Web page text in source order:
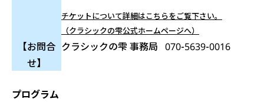
チケットについて詳細はこちらをご覧下さい。
（クラシックの雫公式ホームページへ）
【お問合
せ】
クラシックの雫 事務局 070-5639-0016
プログラム